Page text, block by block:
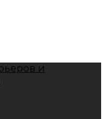
и